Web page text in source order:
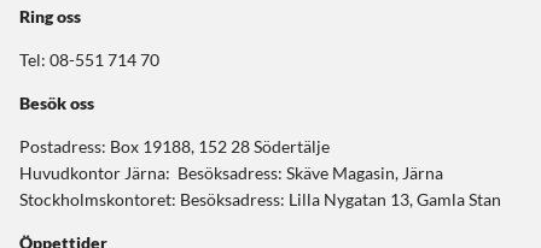
Ring oss
Tel: 08-551 714 70
Besök oss
Postadress: Box 19188, 152 28 Södertälje
Huvudkontor Järna: Besöksadress: Skäve Magasin, Järna
Stockholmskontoret: Besöksadress: Lilla Nygatan 13, Gamla Stan
Öppettider